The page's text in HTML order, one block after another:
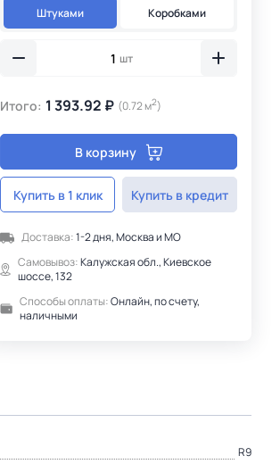
Штуками Коробками
шт
Итого: 1 393.92 ₽ (0.72 м2)
В корзину
Купить в 1 клик Купить в кредит
Доставка:1-2 дня, Москва и МО
Самовывоз:Калужская обл., Киевское
шоссе, 132
Способы оплаты:Онлайн, по счету,
наличными
R9